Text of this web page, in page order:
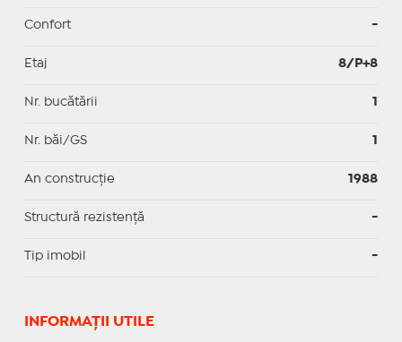
Confort -
Etaj 8/P+8
Nr. bucătării 1
Nr. băi/GS 1
An construcție 1988
Structură rezistență -
Tip imobil -
INFORMAŢII UTILE